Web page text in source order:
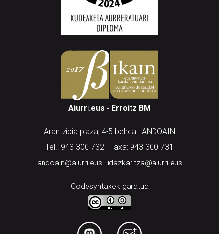
Aiurri.eus - Erroitz BM
Arantzibia plaza, 4-5 behea | ANDOAIN
Tel.: 943 300 732 | Faxa: 943 300 731
andoain@aiurri.eus | idazkaritza@aiurri.eus
Codesyntaxek garatua